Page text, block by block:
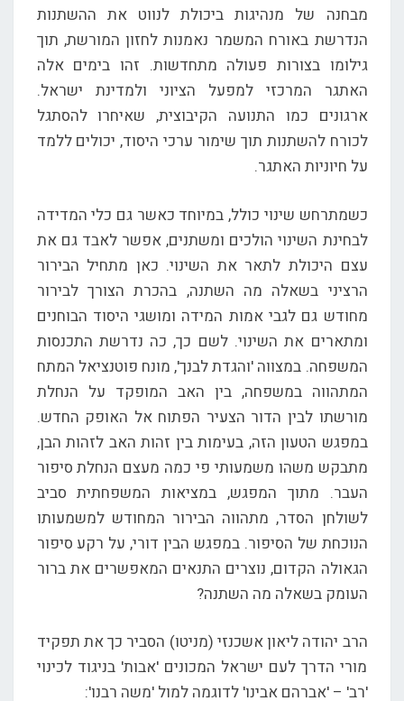
מבחנה של מנהיגות ביכולת לנווט את ההשתנות
הנדרשת באורח המשמר נאמנות לחזון המורשת, תוך
גילומו בצורות פעולה מתחדשות. זהו בימים אלה
האתגר המרכזי למפעל הציוני ולמדינת ישראל.
ארגונים כמו התנועה הקיבוצית, שאיחרו להסתגל
לכורח להשתנות תוך שימור ערכי היסוד, יכולים ללמד
על חיוניות האתגר.
כשמתרחש שינוי כולל, במיוחד כאשר גם כלי המדידה
לבחינת השינוי הולכים ומשתנים, אפשר לאבד גם את
עצם היכולת לתאר את השינוי. כאן מתחיל הבירור
הרציני בשאלה מה השתנה, בהכרת הצורך לבירור
מחודש גם לגבי אמות המידה ומושגי היסוד הבוחנים
ומתארים את השינוי. לשם כך, כה נדרשת התכנסות
המשפחה. במצווה 'והגדת לבנך', מונח פוטנציאל המתח
המתהווה במשפחה, בין האב המופקד על הנחלת
מורשתו לבין הדור הצעיר הפתוח אל האופק החדש.
במפגש הטעון הזה, בעימות בין זהות האב לזהות הבן,
מתבקש משהו משמעותי פי כמה מעצם הנחלת סיפור
העבר. מתוך המפגש, במציאות המשפחתית סביב
לשולחן הסדר, מתהווה הבירור המחודש למשמעותו
הנוכחת של הסיפור. במפגש הבין דורי, על רקע סיפור
הגאולה הקדום, נוצרים התנאים המאפשרים את ברור
העומק בשאלה מה השתנה?
הרב יהודה ליאון אשכנזי (מניטו) הסביר כך את תפקיד
מורי הדרך לעם ישראל המכונים 'אבות' בניגוד לכינוי
'רב' – 'אברהם אבינו' לדוגמה למול 'משה רבנו':